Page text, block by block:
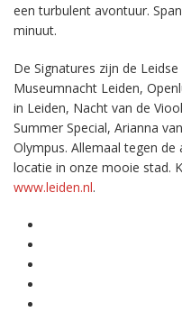
een turbulent avontuur.
minuut.
De Signatures zijn de
Museumnacht Leiden,
in Leiden, Nacht van de
Summer Special, Arianna
Olympus. Allemaal tegen
locatie in onze mooie stad.
www.leiden.nl.